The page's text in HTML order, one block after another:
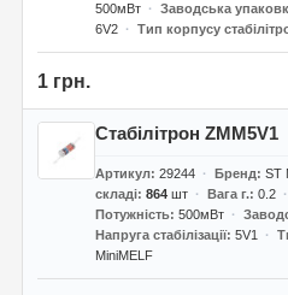
500мВт
Заводська
6V2
Тип корпусу
1 грн.
Стабілітрон ZMM5V1
Артикул 29244 Бренд ST
складі 864шт Вага г. 0.2
Потужність 500мВт
Напруга стабілізації 5V1
MiniMELF